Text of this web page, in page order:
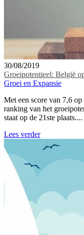
30/08/2019
Groeipotentieel: België
Groei en Expansie
Met een score van 7,6
ranking van het
staat op de 21ste plaats....
Lees verder